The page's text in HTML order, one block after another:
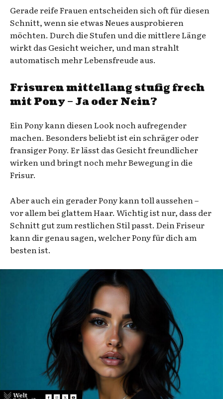
Gerade reife Frauen entscheiden sich oft für diesen
Schnitt, wenn sie etwas Neues ausprobieren
möchten. Durch die Stufen und die mittlere Länge
wirkt das Gesicht weicher, und man strahlt
automatisch mehr Lebensfreude aus.
Frisuren mittellang stufig frech
mit Pony – Ja oder Nein?
Ein Pony kann diesen Look noch aufregender
machen. Besonders beliebt ist ein schräger oder
fransiger Pony. Er lässt das Gesicht freundlicher
wirken und bringt noch mehr Bewegung in die
Frisur.
Aber auch ein gerader Pony kann toll aussehen –
vor allem bei glattem Haar. Wichtig ist nur, dass der
Schnitt gut zum restlichen Stil passt. Dein Friseur
kann dir genau sagen, welcher Pony für dich am
besten ist.